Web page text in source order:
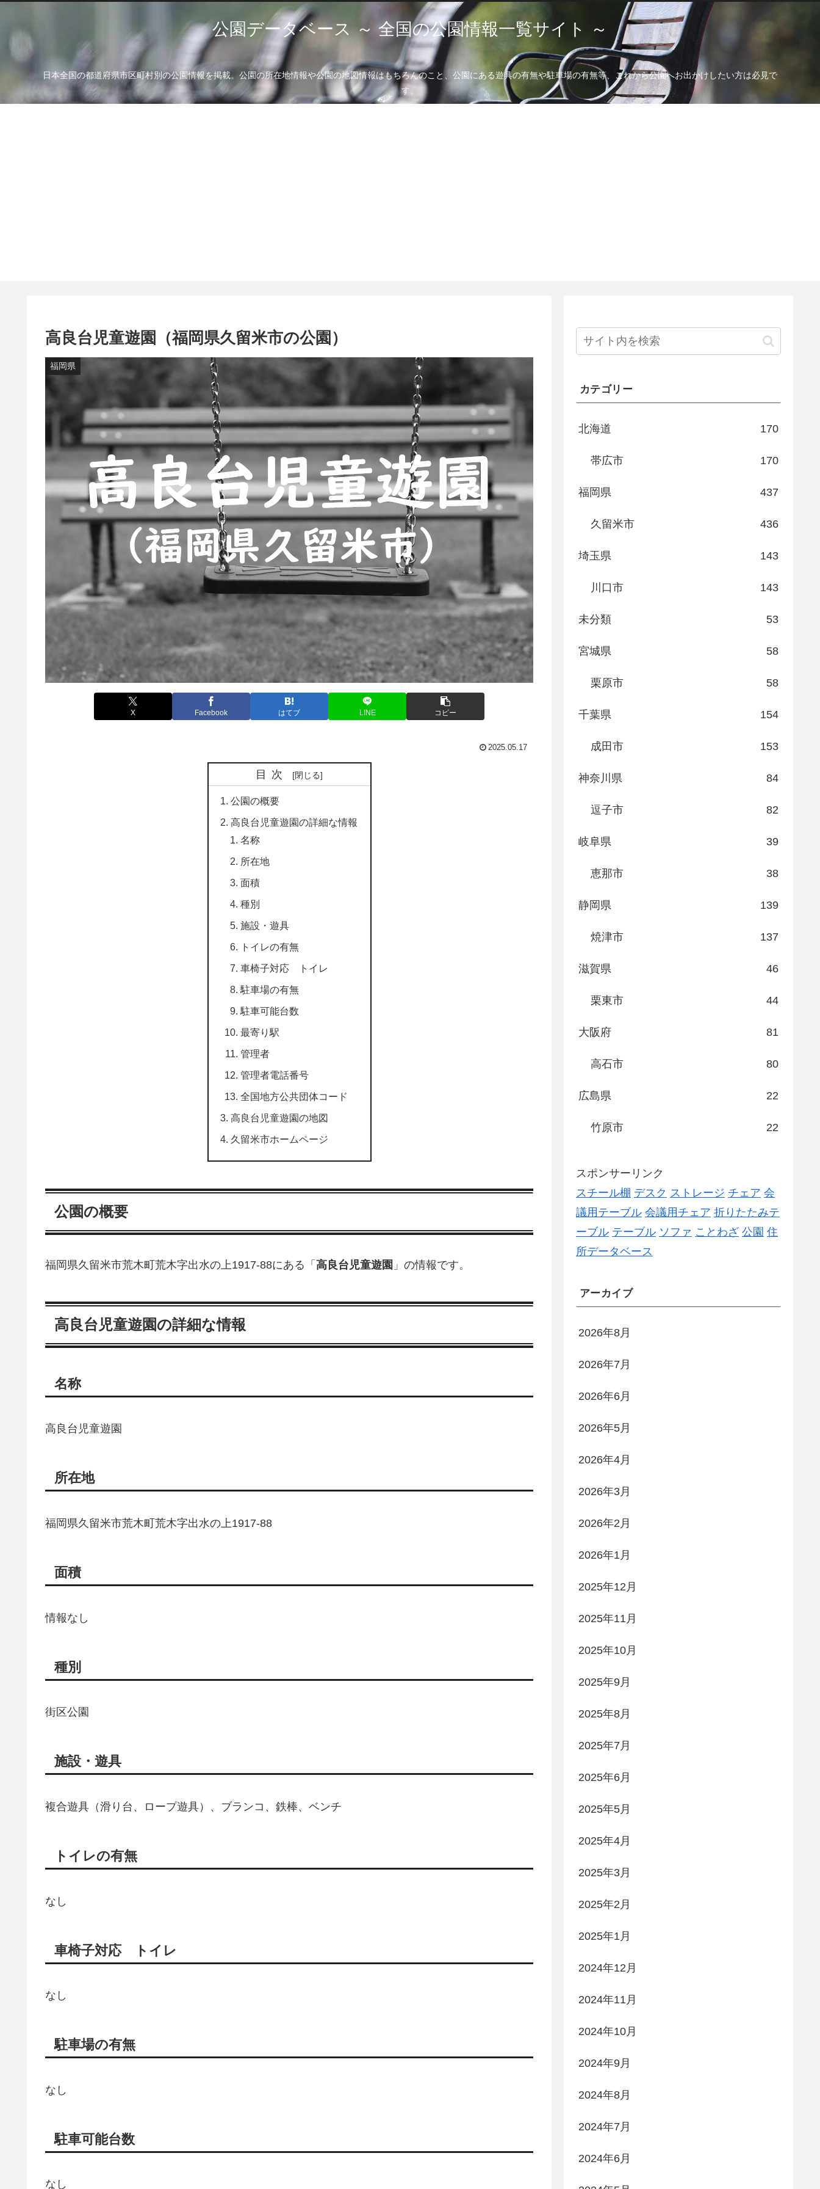
公園データベース ～ 全国の公園情報一覧サイト ～
日本全国の都道府県市区町村別の公園情報を掲載。公園の所在地情報や公園の地図情報はもちろんのこと、公園にある遊具の有無や駐車場の有無等、これから公園へお出かけしたい方は必見で
す。
高良台児童遊園（福岡県久留米市の公園）
福岡県
X Facebook はてブ LINE コピー
2025.05.17
目次
公園の概要
高良台児童遊園の詳細な情報
名称
所在地
面積
種別
施設・遊具
トイレの有無
車椅子対応 トイレ
駐車場の有無
駐車可能台数
最寄り駅
管理者
管理者電話番号
全国地方公共団体コード
高良台児童遊園の地図
久留米市ホームページ
公園の概要
福岡県久留米市荒木町荒木字出水の上1917-88にある「 高良台児童遊園 」の情報です。
高良台児童遊園の詳細な情報
名称
高良台児童遊園
所在地
福岡県久留米市荒木町荒木字出水の上1917-88
面積
情報なし
種別
街区公園
施設・遊具
複合遊具（滑り台、ロープ遊具）、ブランコ、鉄棒、ベンチ
トイレの有無
なし
車椅子対応 トイレ
なし
駐車場の有無
なし
駐車可能台数
なし
カテゴリー
北海道 170
帯広市 170
福岡県 437
久留米市 436
埼玉県 143
川口市 143
未分類 53
宮城県 58
栗原市 58
千葉県 154
成田市 153
神奈川県 84
逗子市 82
岐阜県 39
恵那市 38
静岡県 139
焼津市 137
滋賀県 46
栗東市 44
大阪府 81
高石市 80
広島県 22
竹原市 22
スポンサーリンク
スチール棚 デスク ストレージ チェア 会
議用テーブル 会議用チェア 折りたたみテ
ーブル テーブル ソファ ことわざ 公園 住
所データベース
アーカイブ
2026年8月
2026年7月
2026年6月
2026年5月
2026年4月
2026年3月
2026年2月
2026年1月
2025年12月
2025年11月
2025年10月
2025年9月
2025年8月
2025年7月
2025年6月
2025年5月
2025年4月
2025年3月
2025年2月
2025年1月
2024年12月
2024年11月
2024年10月
2024年9月
2024年8月
2024年7月
2024年6月